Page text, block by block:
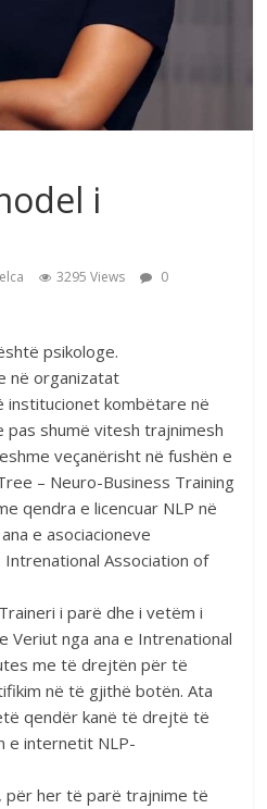
i
3295 Views
0
psikologe.
në organizatat
institucionet kombëtare në
pas shumë vitesh trajnimesh
veçanërisht në fushën e
– Neuro-Business Training
qendra e licencuar NLP në
e asociacioneve
Association of
i parë dhe i vetëm i
Veriut nga ana e Intrenational
me të drejtën për të
në të gjithë botën. Ata
qendër kanë të drejtë të
e internetit NLP-
për her të parë trajnime të